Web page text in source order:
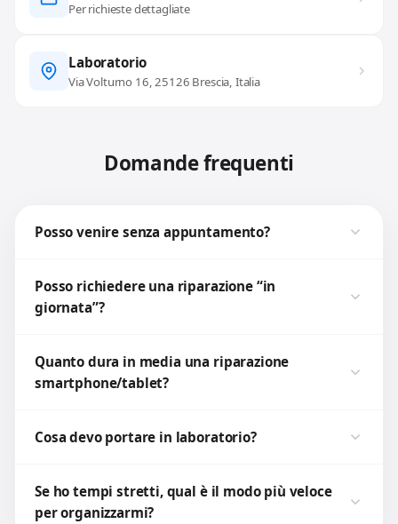
Per richieste dettagliate
Laboratorio
Via Volturno 16, 25126 Brescia, Italia
Domande frequenti
Posso venire senza appuntamento?
Posso richiedere una riparazione “in
giornata”?
Quanto dura in media una riparazione
smartphone/tablet?
Cosa devo portare in laboratorio?
Se ho tempi stretti, qual è il modo più veloce
per organizzarmi?